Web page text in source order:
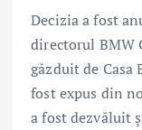
Decizia a fost
directorul BMW
găzduit de
fost expus din
a fost dezvăluit